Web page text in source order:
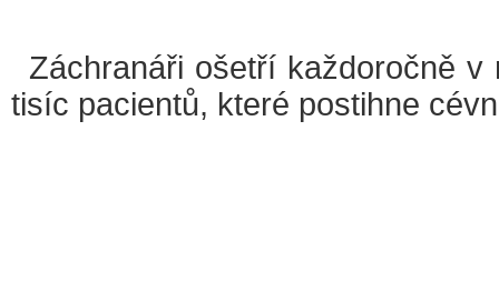
Záchranáři ošetří každoročně
tisíc pacientů, které postihne